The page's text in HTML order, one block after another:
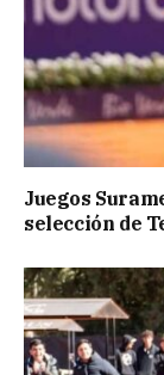
Juegos
selección de